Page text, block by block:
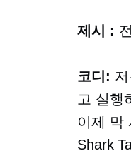
제시 :
코디:
고 실행
이제 막
Shark